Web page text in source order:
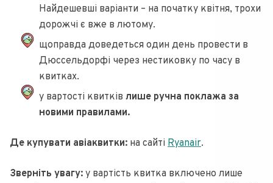
Найдешевші варіанти – на початку квітня, трохи
дорожчі є вже в лютому.
щоправда доведеться один день провести в
Дюссельдорфі через нестиковку по часу в
квитках.
у вартості квитків лише ручна поклажа за
новими правилами.
Де купувати авіаквитки: на сайті Ryanair.
Зверніть увагу: у вартість квитка включено лише